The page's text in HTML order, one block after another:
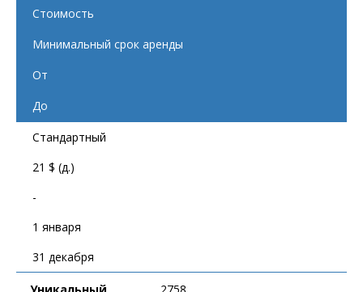
Стоимость
Минимальный срок аренды
От
До
Стандартный
21 $ (д.)
-
1 января
31 декабря